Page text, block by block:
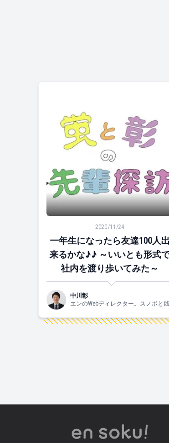
一年生になったら友達100人出来
2020/11/24
一年生になったら友達100人出
来るかな♪♪ ～いいとも形式
社内を渡り歩いてみた～
中川彰
エンのWebディレクター。スノボと銭
も。関西生まれの2017年新卒入社。